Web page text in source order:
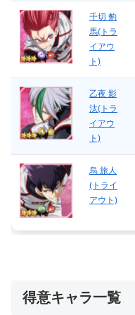
千切 豹
馬(トラ
イアウ
ト)
乙夜 影
汰(トラ
イアウ
ト)
烏 旅人
(トライ
アウト)
得意キャラ一覧